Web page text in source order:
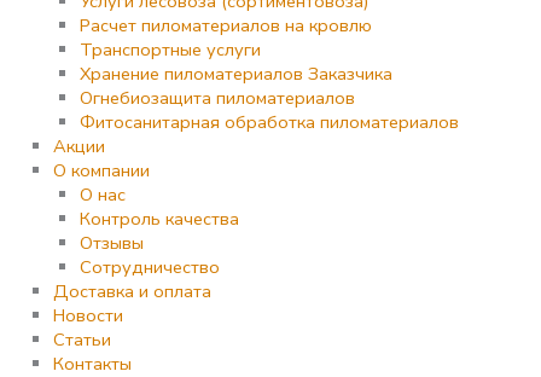
Расчет пиломатериалов на кровлю
Транспортные услуги
Хранение пиломатериалов Заказчика
Огнебиозащита пиломатериалов
Фитосанитарная обработка пиломатериалов
Акции
О компании
О нас
Контроль качества
Отзывы
Сотрудничество
Доставка и оплата
Новости
Статьи
Контакты